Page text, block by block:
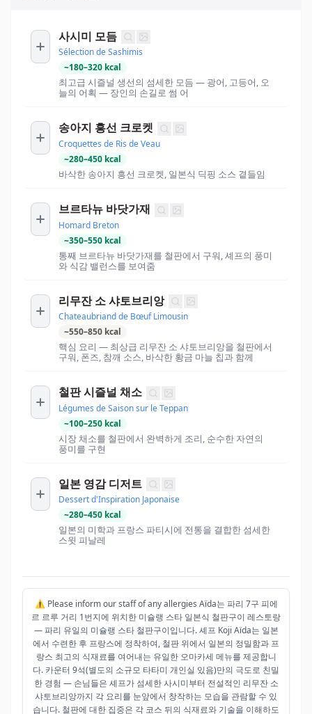
사시미 모듬
Sélection de Sashimis
~180–320 kcal
최고급 시즐널 생선의 섬세한 모듬 — 광어, 고등어, 오
늘의 어획 — 장인의 손길로 썸 어
송아지 흥선 크로켓
Croquettes de Ris de Veau
~280–450 kcal
바삭한 송아지 흥선 크로켓, 일본식 딕핑 소스 곁들임
브르타뉴 바닷가재
Homard Breton
~350–550 kcal
통째 브르타뉴 바닷가재를 철판에서 구워, 셰프의 풍미
와 식감 밸런스를 보여줌
리무잔 소 샤토브리앙
Chateaubriand de Bœuf Limousin
~550–850 kcal
핵심 요리 — 최상급 리무잔 소 샤토브리앙을 철판에서
구워, 폰즈, 참깨 소스, 바삭한 황금 마늘 칩과 함께
철판 시즐널 채소
Légumes de Saison sur le Teppan
~100–250 kcal
시장 채소를 철판에서 완벽하게 조리, 순수한 자연의
풍미를 구현
일본 영감 디저트
Dessert d'Inspiration Japonaise
~280–450 kcal
일본의 미학과 프랑스 파티시에 전통을 결합한 섬세한
스윗 피날레
⚠️ Please inform our staff of any allergies Aïda는 파리 7구 피에
르 르루 거리 1번지에 위치한 미슐랭 스타 일본식 철판구이 레스토랑
— 파리 유일의 미슐랭 스타 철판구이입니다. 셰프 Koji Aïda는 일본
에서 수련한 후 프랑스에 정착하여, 철판 위에서 일본의 정밀함과 프
랑스 최고의 식재료를 여어내는 유일한 오마카세 메뉴를 제공합니
다. 카운터 9석(별도의 소규모 타타미 개인실 있음)만의 극도로 친밀
한 경험 — 손님들은 셰프가 섬세한 사시미부터 전설적인 리무잔 소
샤토브리앙까지 각 요리를 눈앞에서 창작하는 모습을 관람할 수 있
습니다. 철판에 대한 집중은 각 코스 뒤의 식재료와 기술을 이해하도